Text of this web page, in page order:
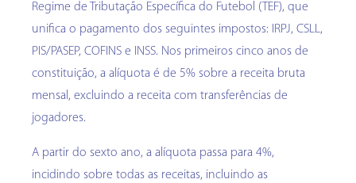
Regime de Tributação Específica do Futebol (TEF), que
unifica o pagamento dos seguintes impostos: IRPJ, CSLL,
PIS/PASEP, COFINS e INSS. Nos primeiros cinco anos de
constituição, a alíquota é de 5% sobre a receita bruta
mensal, excluindo a receita com transferências de
jogadores.
A partir do sexto ano, a alíquota passa para 4%,
incidindo sobre todas as receitas, incluindo as